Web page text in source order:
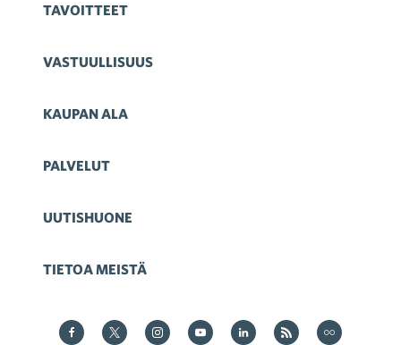
TAVOITTEET
VASTUULLISUUS
KAUPAN ALA
PALVELUT
UUTISHUONE
TIETOA MEISTÄ
Kauppa Facebookissa
Kauppa Twitterissä
Kauppa on Instagram
Kauppa YouTubesssa
Kauppa LinkedInissä
Kauppa on RSS